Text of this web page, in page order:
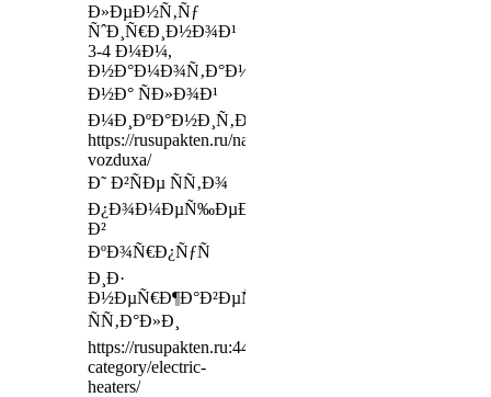
Ð»ÐµÐ½Ñ‚Ñƒ
ÑˆÐ¸Ñ€Ð¸Ð½Ð¾Ð¹
3-4 Ð¼Ð¼,
Ð½Ð°Ð¼Ð¾Ñ‚Ð°Ð½Ð½ÑƒÑŽ
Ð½Ð° ÑÐ»Ð¾Ð¹
Ð¼Ð¸ÐºÐ°Ð½Ð¸Ñ‚Ð°
https://rusupakten.ru/nagrevateli-
vozduxa/
Ð˜ Ð²ÑÐµ ÑÑ‚Ð¾
Ð¿Ð¾Ð¼ÐµÑ‰ÐµÐ½Ð¾
Ð²
ÐºÐ¾Ñ€Ð¿ÑƒÑ
Ð¸Ð·
Ð½ÐµÑ€Ð¶Ð°Ð²ÐµÑŽÑ‰ÐµÐ¹
ÑÑ‚Ð°Ð»Ð¸
https://rusupakten.ru:443/product-
category/electric-
heaters/